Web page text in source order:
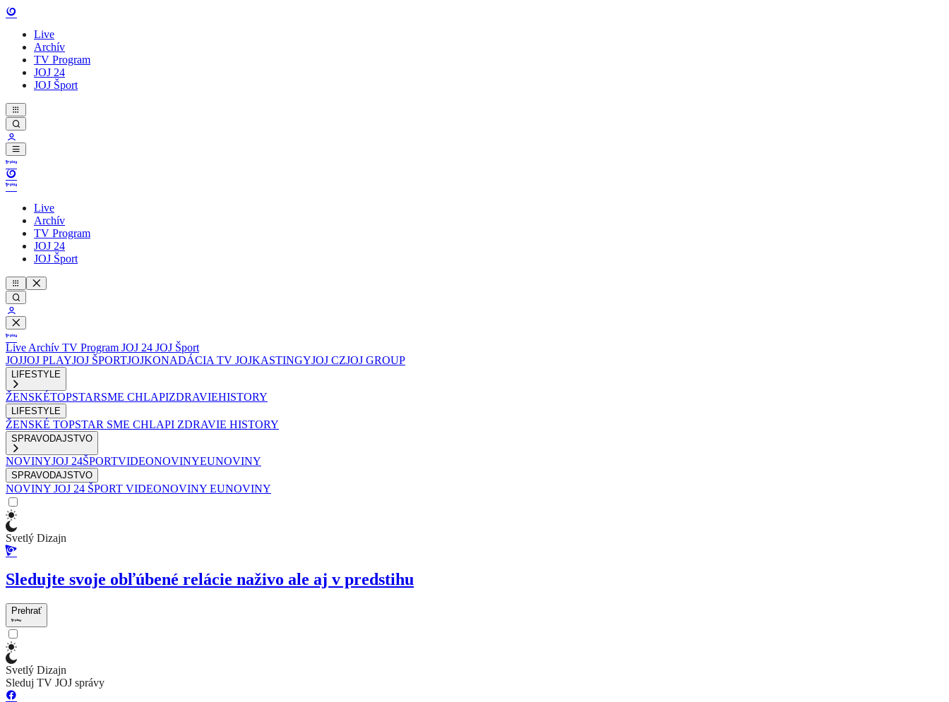
Live
Archív
TV Program
JOJ 24
JOJ Šport
Live
Archív
TV Program
JOJ 24
JOJ Šport
Live Archív TV Program JOJ 24 JOJ Šport
JOJJOJ PLAYJOJ ŠPORTJOJKONADÁCIA TV JOJKASTINGYJOJ CZJOJ GROUP
LIFESTYLE
ŽENSKÉTOPSTARSME CHLAPIZDRAVIEHISTORY
LIFESTYLE
ŽENSKÉ TOPSTAR SME CHLAPI ZDRAVIE HISTORY
SPRAVODAJSTVO
NOVINYJOJ 24ŠPORTVIDEONOVINYEUNOVINY
SPRAVODAJSTVO
NOVINY JOJ 24 ŠPORT VIDEONOVINY EUNOVINY
Svetlý Dizajn
Sledujte svoje obľúbené relácie naživo ale aj v predstihu
Prehrať
Svetlý Dizajn
Sleduj TV JOJ správy